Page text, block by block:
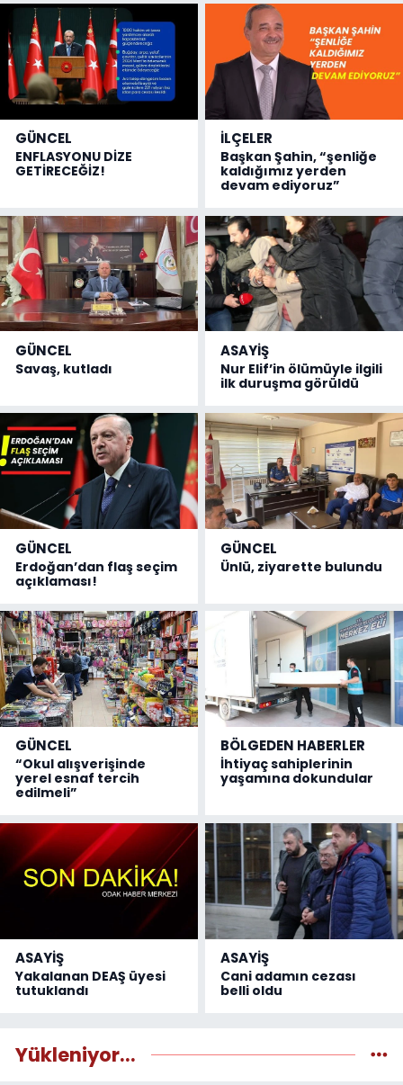
GÜNCEL
ENFLASYONU DİZE
GETİRECEĞİZ!
İLÇELER
Başkan Şahin, “şenliğe
kaldığımız yerden
devam ediyoruz”
GÜNCEL
Savaş, kutladı
ASAYİŞ
Nur Elif’in ölümüyle ilgili
ilk duruşma görüldü
GÜNCEL
Erdoğan’dan flaş seçim
açıklaması!
GÜNCEL
Ünlü, ziyarette bulundu
GÜNCEL
“Okul alışverişinde
yerel esnaf tercih
edilmeli”
BÖLGEDEN HABERLER
İhtiyaç sahiplerinin
yaşamına dokundular
ASAYİŞ
Yakalanan DEAŞ üyesi
tutuklandı
ASAYİŞ
Cani adamın cezası
belli oldu
Yükleniyor...